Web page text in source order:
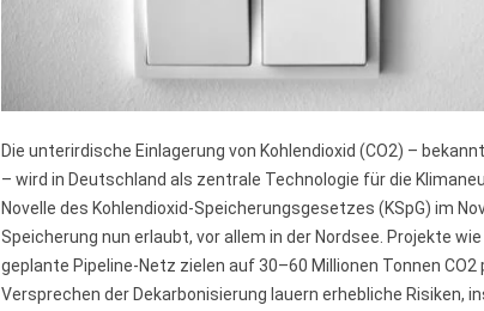
Die unterirdische Einlagerung von Kohlendioxid (CO2) –
– wird in Deutschland als zentrale Technologie für die
Novelle des Kohlendioxid-Speicherungsgesetzes (KSpG) im
Speicherung nun erlaubt, vor allem in der Nordsee. Projekte
geplante Pipeline-Netz zielen auf 30–60 Millionen Tonnen CO2
Versprechen der Dekarbonisierung lauern erhebliche Risiken,